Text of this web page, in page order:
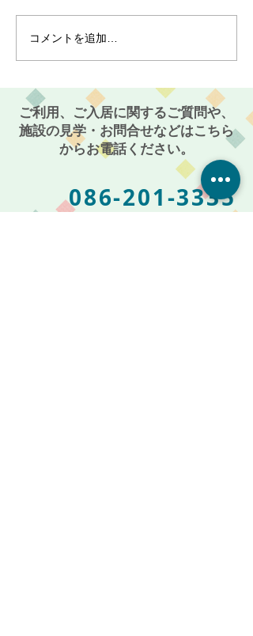
最近のブーム〜小規模多
機能ホーム麻姑の小町伊
コメントを追加…
ご利用、ご入居に関するご質問や、
施設の見学・お問合せなどはこちら
からお電話ください。
086-201-3335